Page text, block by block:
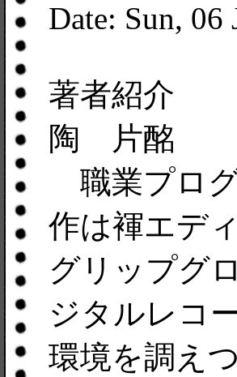
Date: Sun, 06
著者紹介
陶 片酩
職業プロ
作は褌エデ
グリップグ
ジタルレコ
環境を調え